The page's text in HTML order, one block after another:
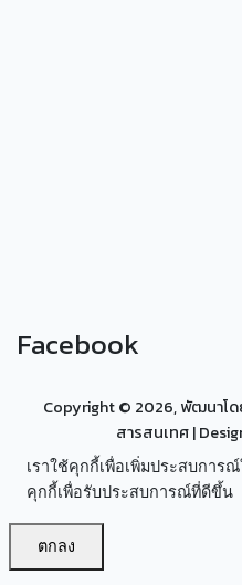
Facebook
Copyright © 2026, พัฒนาโด
สารสนเทศ|
เราใช้คุกกี้เพื่อเพิ่มประสบกา
คุกกี้เพื่อรับประสบการณ์ที่ดีขึ้น
ตกลง